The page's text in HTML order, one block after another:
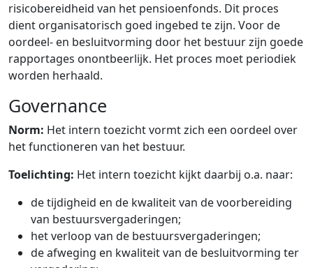
risicobereidheid van het pensioenfonds. Dit proces
dient organisatorisch goed ingebed te zijn. Voor de
oordeel- en besluitvorming door het bestuur zijn goede
rapportages onontbeerlijk. Het proces moet periodiek
worden herhaald.
Governance
Norm: Het intern toezicht vormt zich een oordeel over
het functioneren van het bestuur.
Toelichting: Het intern toezicht kijkt daarbij o.a. naar:
de tijdigheid en de kwaliteit van de voorbereiding
van bestuursvergaderingen;
het verloop van de bestuursvergaderingen;
de afweging en kwaliteit van de besluitvorming ter